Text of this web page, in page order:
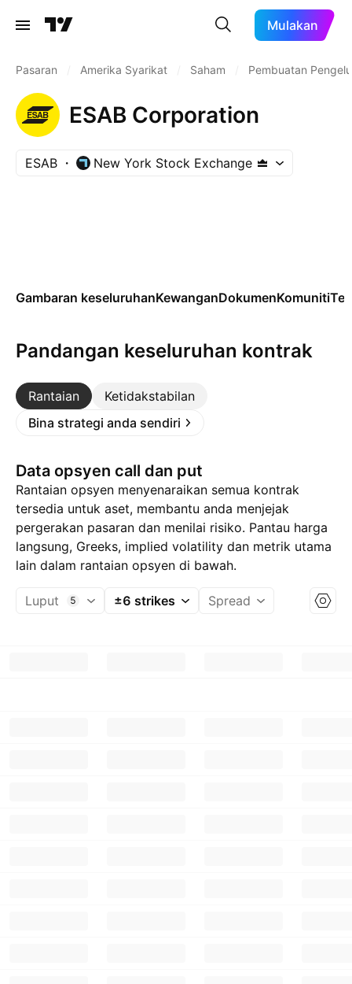
Mulakan
Pasaran Amerika Syarikat Saham Pembuatan
ESAB Corporation
ESAB New York Stock Exchange
Gambaran keseluruhanKewanganDokumenKomuniti
Pandangan keseluruhan kontrak
Rantaian
Ketidakstabilan
Bina strategi anda sendiri
Data opsyen call dan put
Rantaian opsyen menyenaraikan semua kontrak
tersedia untuk aset, membantu anda menjejak
pergerakan pasaran dan menilai risiko. Pantau harga
langsung, Greeks, implied volatility dan metrik utama
lain dalam rantaian opsyen di bawah.
Luput 5 ±6 strikes Spread